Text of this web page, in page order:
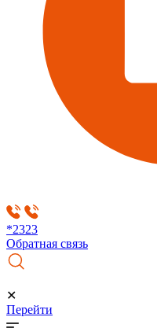
*2323
Обратная связь
✕
Перейти